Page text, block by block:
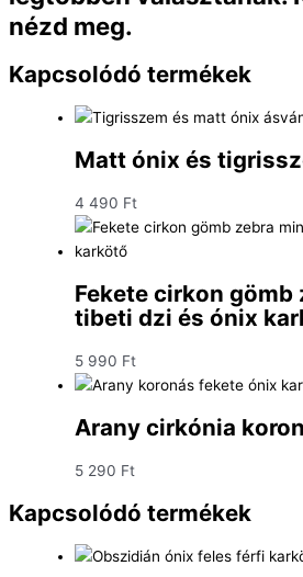
nézd meg.
Kapcsolódó termékek
Matt ónix és
4 490 Ft
Fekete cirkon gömb
tibeti dzi és ónix
5 990 Ft
Arany cirkónia
5 290 Ft
Kapcsolódó termékek